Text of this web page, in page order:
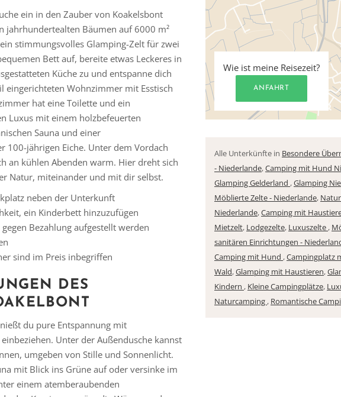
ein in den Zauber von Koakelsbont
jahrhundertealten Bäumen auf 6000 m²
stimmungsvolles Glamping-Zelt für zwei
Bett auf, bereite etwas Leckeres in
Küche zu und entspanne dich
eingerichteten Wohnzimmer mit Esstisch
hat eine Toilette und ein
Luxus mit einem holzbefeuerten
Sauna und einer
100-jährigen Eiche. Unter dem Vordach
an kühlen Abenden warm. Hier dreht sich
Natur, miteinander und mit dir selbst.
neben der Unterkunft
ein Kinderbett hinzuzufügen
Bezahlung aufgestellt werden
sind im Preis inbegriffen
DES
du pure Entspannung mit
Unter der Außendusche kannst
umgeben von Stille und Sonnenlicht.
mit Blick ins Grüne auf oder versinke im
einem atemberaubenden
Wie ist meine Reisezeit?
ANFAHRT
Alle Unterkünfte in Besondere
- Niederlande,Camping mit Hund
Glamping Gelderland ,Glamping
Möblierte Zelte - Niederlande,
Niederlande,Camping mit
Mietzelt, Lodgezelte, Luxuszelte ,
sanitären Einrichtungen -
Camping mit Hund ,Campingplatz
Wald,Glamping mit Haustieren,
Kindern , Kleine Campingplätze,
Naturcamping , Romantische
Vielen Dank für das Abonnieren unseres Newsletters.